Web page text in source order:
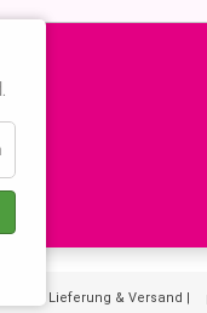
Lieferung & Versand